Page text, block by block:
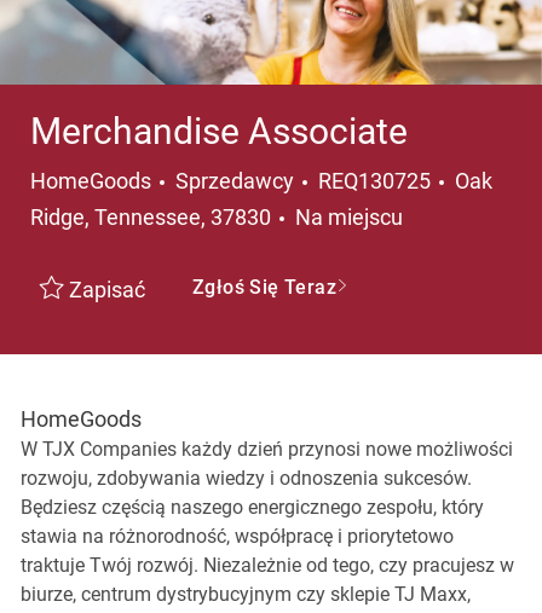
Merchandise Associate
HomeGoods Kategoria
Sprzedawcy REQ130725
Oak
Ridge, Tennessee, 37830
Na miejscu
Zapisać Zgłoś Się Teraz
HomeGoods
W TJX Companies każdy dzień przynosi nowe możliwości
rozwoju, zdobywania wiedzy i odnoszenia sukcesów.
Będziesz częścią naszego energicznego zespołu, który
stawia na różnorodność, współpracę i priorytetowo
traktuje Twój rozwój. Niezależnie od tego, czy pracujesz w
biurze, centrum dystrybucyjnym czy sklepie TJ Maxx,